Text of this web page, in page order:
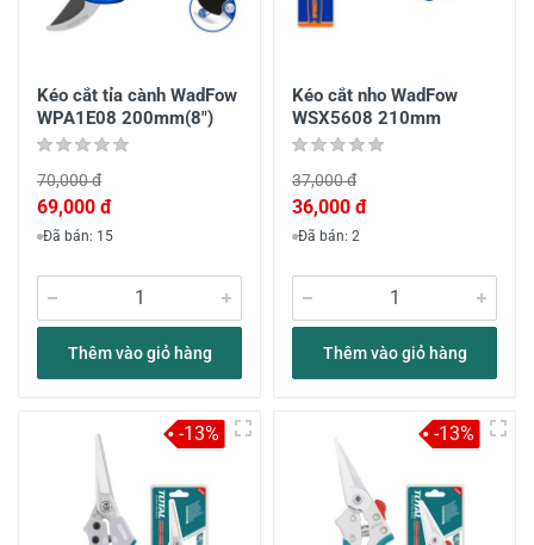
Kéo cắt tỉa cành WadFow
WPA1E08 200mm(8")
70,000 đ
69,000 đ
Đã bán: 15
Thêm vào giỏ hàng
Kéo cắt nho WadFow
WSX5608 210mm
37,000 đ
36,000 đ
Đã bán: 2
Thêm vào giỏ hàng
-13% -13%